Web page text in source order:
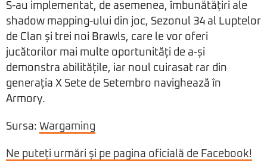
S-au implementat, de asemenea, îmbunătățiri ale
shadow mapping-ului din joc, Sezonul 34 al Luptelor
de Clan și trei noi Brawls, care le vor oferi
jucătorilor mai multe oportunități de a-și
demonstra abilitățile, iar noul cuirasat rar din
generația X Sete de Setembro navighează în
Armory.
Sursa: Wargaming
Ne puteți urmări și pe pagina oficială de Facebook!